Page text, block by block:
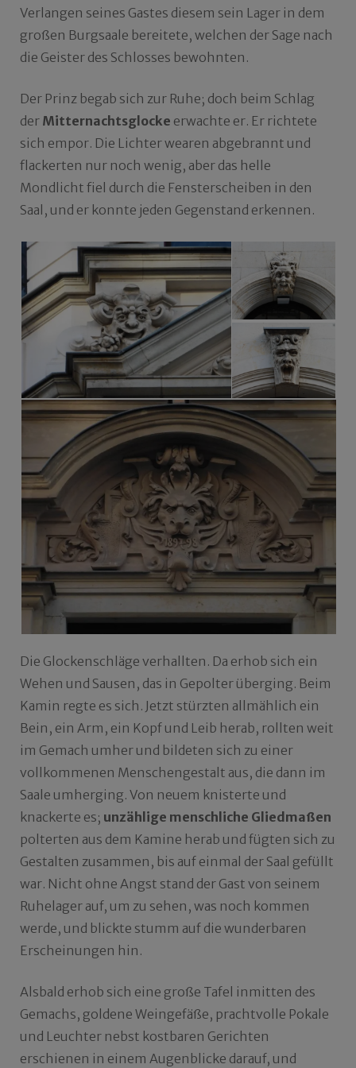
Verlangen seines Gastes diesem sein Lager in dem
großen Burgsaale bereitete, welchen der Sage nach
die Geister des Schlosses bewohnten.
Der Prinz begab sich zur Ruhe; doch beim Schlag
der Mitternachtsglocke erwachte er. Er richtete
sich empor. Die Lichter wearen abgebrannt und
flackerten nur noch wenig, aber das helle
Mondlicht fiel durch die Fensterscheiben in den
Saal, und er konnte jeden Gegenstand erkennen.
Die Glockenschläge verhallten. Da erhob sich ein
Wehen und Sausen, das in Gepolter überging. Beim
Kamin regte es sich. Jetzt stürzten allmählich ein
Bein, ein Arm, ein Kopf und Leib herab, rollten weit
im Gemach umher und bildeten sich zu einer
vollkommenen Menschengestalt aus, die dann im
Saale umherging. Von neuem knisterte und
knackerte es; unzählige menschliche Gliedmaßen
polterten aus dem Kamine herab und fügten sich zu
Gestalten zusammen, bis auf einmal der Saal gefüllt
war. Nicht ohne Angst stand der Gast von seinem
Ruhelager auf, um zu sehen, was noch kommen
werde, und blickte stumm auf die wunderbaren
Erscheinungen hin.
Alsbald erhob sich eine große Tafel inmitten des
Gemachs, goldene Weingefäße, prachtvolle Pokale
und Leuchter nebst kostbaren Gerichten
erschienen in einem Augenblicke darauf, und